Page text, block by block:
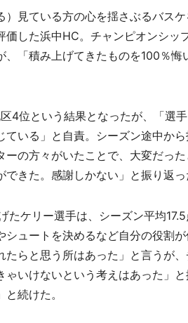
見ている方の心を揺さぶるバス
価した浜中HC。チャンピオンシッ
、「積み上げてきたものを100％
4位という結果となったが、「選
ている」と自責。シーズン途中か
ーの方々がいたことで、大変だっ
きた。感謝しかない」と振り返っ
ケリー選手は、シーズン平均
シュートを決めるなど自分の役割
たらと思う所はあった」と言うが
ゃいけないという考えはあった」
続けた。